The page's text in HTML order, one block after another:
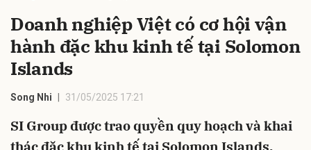
Doanh nghiệp Việt có cơ hội vận
hành đặc khu kinh tế tại Solomon
Islands
Song Nhi 31/05/2025 17:21
SI Group được trao quyền quy hoạch và khai
thác đặc khu kinh tế tại Solomon Islands.
Hủy